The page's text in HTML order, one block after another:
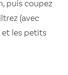
puis coupez
(avec
et les petits